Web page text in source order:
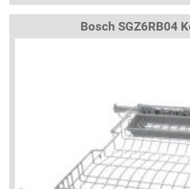
Bosch SGZ6RB04